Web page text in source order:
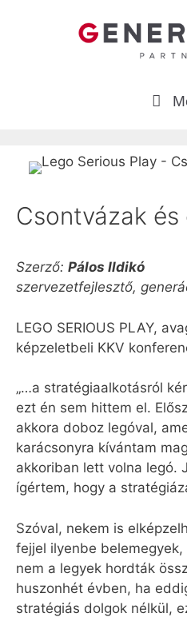
Csontvázak
Szerző: Pálos Ildikó
szervezetfejlesztő,
LEGO SERIOUS PLAY,
képzeletbeli KKV
„…a stratégiaalkotásról
ezt én sem hittem el.
akkora doboz legóval,
karácsonyra kívántam
akkoriban lett volna legó.
ígértem, hogy a
Szóval, nekem is
fejjel ilyenbe
nem a legyek hordták
huszonhét évben, ha
stratégiás dolgok nélkül,